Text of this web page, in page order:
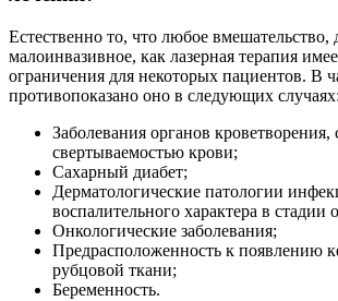
Естественно то, что любое вмешательство,
малоинвазивное, как лазерная терапия
ограничения для некоторых пациентов. В
противопоказано оно в следующих случаях:
Заболевания органов кроветворения,
свертываемостью крови;
Сахарный диабет;
Дерматологические патологии
воспалительного характера в стадии
Онкологические заболевания;
Предрасположенность к появлению
рубцовой ткани;
Беременность.